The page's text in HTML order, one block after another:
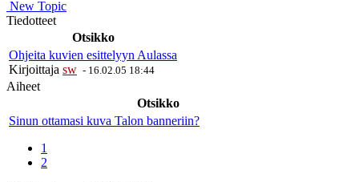
New Topic
Tiedotteet
Otsikko
Ohjeita kuvien esittelyyn Aulassa
Kirjoittaja sw - 16.02.05 18:44
Aiheet
Otsikko
Sinun ottamasi kuva Talon banneriin?
1
2